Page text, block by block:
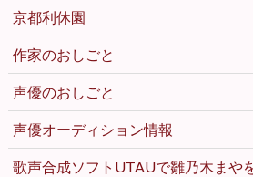
京都利休園
作家のおしごと
声優のおしごと
声優オーディション情報
歌声合成ソフトUTAUで雛乃木まや